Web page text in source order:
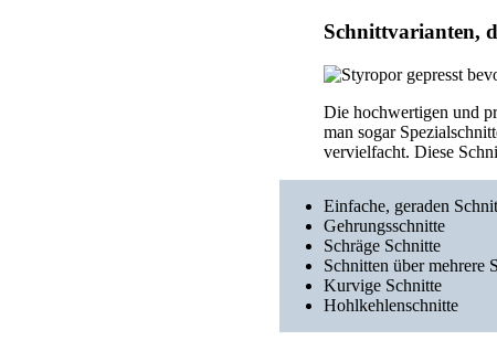
Schnittvarianten,
Die hochwertigen und
man sogar
vervielfacht. Diese
Einfache, geraden
Gehrungsschnitte
Schräge Schnitte
Schnitten über mehrere
Kurvige Schnitte
Hohlkehlenschnitte